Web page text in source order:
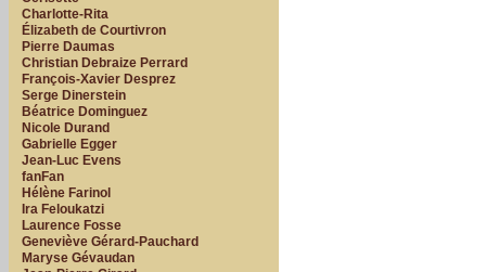
Charlotte-Rita
Élizabeth de Courtivron
Pierre Daumas
Christian Debraize Perrard
François-Xavier Desprez
Serge Dinerstein
Béatrice Dominguez
Nicole Durand
Gabrielle Egger
Jean-Luc Evens
fanFan
Hélène Farinol
Ira Feloukatzi
Laurence Fosse
Geneviève Gérard-Pauchard
Maryse Gévaudan